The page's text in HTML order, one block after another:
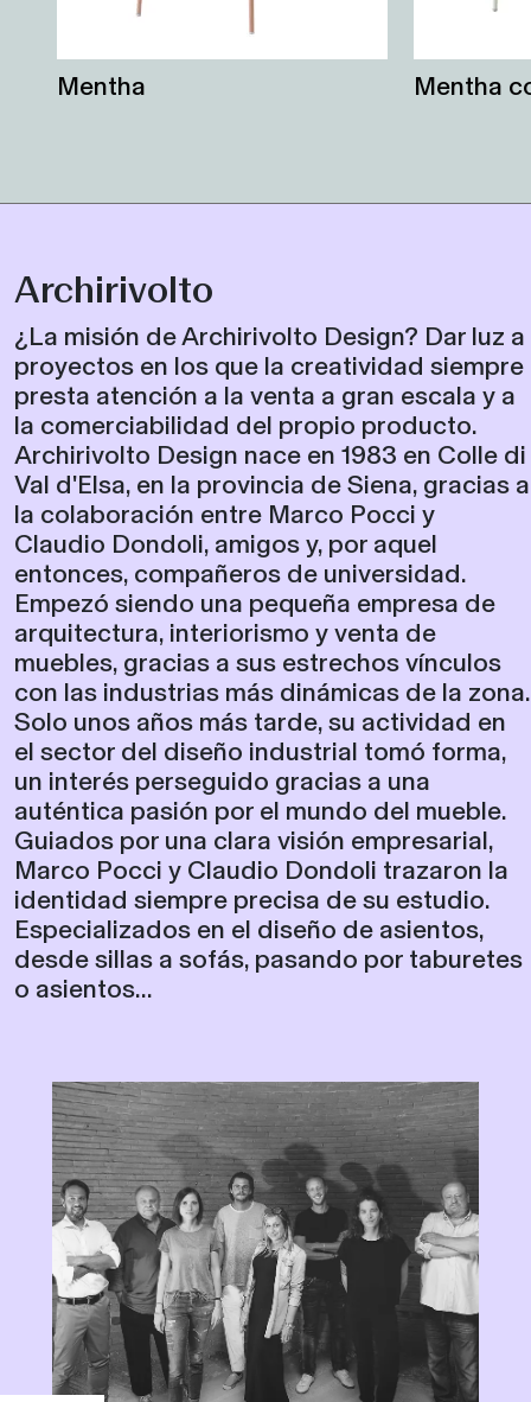
Mentha Mentha
Archirivolto
¿La misión de Archirivolto Design? Dar luz a
proyectos en los que la creatividad siempre
presta atención a la venta a gran escala y a
la comerciabilidad del propio producto.
Archirivolto Design nace en 1983 en Colle di
Val d'Elsa, en la provincia de Siena, gracias a
la colaboración entre Marco Pocci y
Claudio Dondoli, amigos y, por aquel
entonces, compañeros de universidad.
Empezó siendo una pequeña empresa de
arquitectura, interiorismo y venta de
muebles, gracias a sus estrechos vínculos
con las industrias más dinámicas de la zona.
Solo unos años más tarde, su actividad en
el sector del diseño industrial tomó forma,
un interés perseguido gracias a una
auténtica pasión por el mundo del mueble.
Guiados por una clara visión empresarial,
Marco Pocci y Claudio Dondoli trazaron la
identidad siempre precisa de su estudio.
Especializados en el diseño de asientos,
desde sillas a sofás, pasando por taburetes
o asientos...